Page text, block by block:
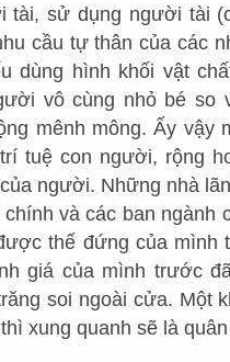
tài, sử dụng người tài
cầu tự thân của các
dùng hình khối vật
vô cùng nhỏ bé so
mênh mông. Ấy vậy
tuệ con người, rộng
người. Những nhà
chính và các ban ngành
thế đứng của mình
giá của mình trước
soi ngoài cửa. Một
xung quanh sẽ là